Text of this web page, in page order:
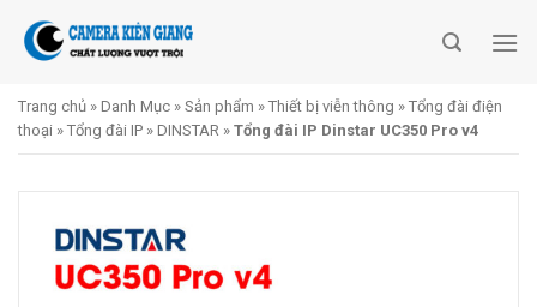
Trang chủ » Danh Mục » Sản phẩm » Thiết bị viễn thông » Tổng đài điện
thoại » Tổng đài IP » DINSTAR » Tổng đài IP Dinstar UC350 Pro v4